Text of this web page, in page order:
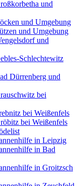
und
und Umgebung
und Umgebung
und
Schlechtewitz
Dürrenberg und
bei
bei Weißenfels
bei Weißenfels
in Leipzig
in Bad
in Groitzsch